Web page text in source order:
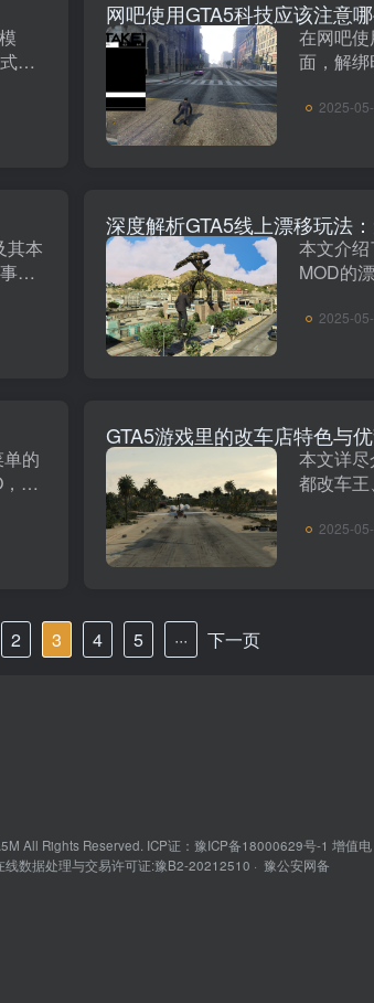
。
游
网吧使用GTA5科技应该注意
在网吧
面，解
保系统
2025-
其本
务
每
本文介
MOD的
通过此
2025-
的
如
买
GTA5游戏里的改车店特色与
本文详
都改车
主力功
2025-
2 3 4 5 ··· 下一页
All Rights Reserved. ICP证：豫ICP备18000629号-1 增值电
数据处理与交易许可证:豫B2-20212510 · 豫公安网备